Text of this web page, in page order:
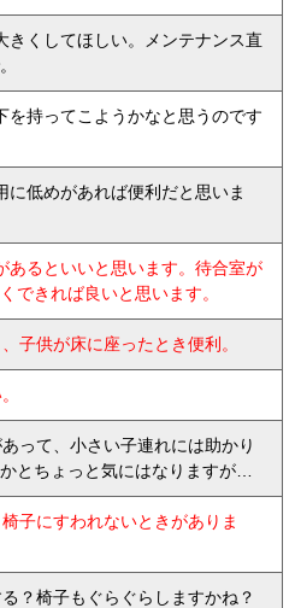
きくしてほしい。メンテナンス直
を持ってこようかなと思うのです
低めがあれば便利だと思いま
あるといいと思います。待合室が
できれば良いと思います。
子供が床に座ったとき便利。
って、小さい子連れには助かり
とちょっと気にはなりますが…
子にすわれないときがありま
？椅子もぐらぐらしますかね？